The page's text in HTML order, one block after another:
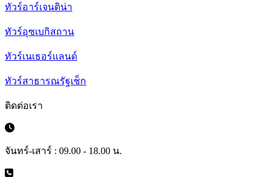
ทัวร์อาร์เจนติน่า
ทัวร์อุซเบกิสถาน
ทัวร์เนเธอร์แลนด์
ทัวร์สาธารณรัฐเช็ก
ติดต่อเรา
จันทร์-เสาร์ : 09.00 - 18.00 น.